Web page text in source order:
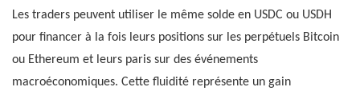
Les traders peuvent utiliser le même solde en USDC ou USDH
pour financer à la fois leurs positions sur les perpétuels Bitcoin
ou Ethereum et leurs paris sur des événements
macroéconomiques. Cette fluidité représente un gain